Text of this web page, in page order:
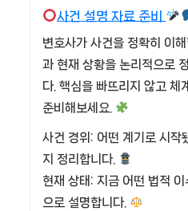
사건 설명 자료 준비
변호사가 사건을 정확히 이
과 현재 상황을 논리적으로
다. 핵심을 빠뜨리지 않고 체
준비해보세요.
사건 경위: 어떤 계기로 시작
지 정리합니다.
현재 상태: 지금 어떤 법적
으로 설명합니다.